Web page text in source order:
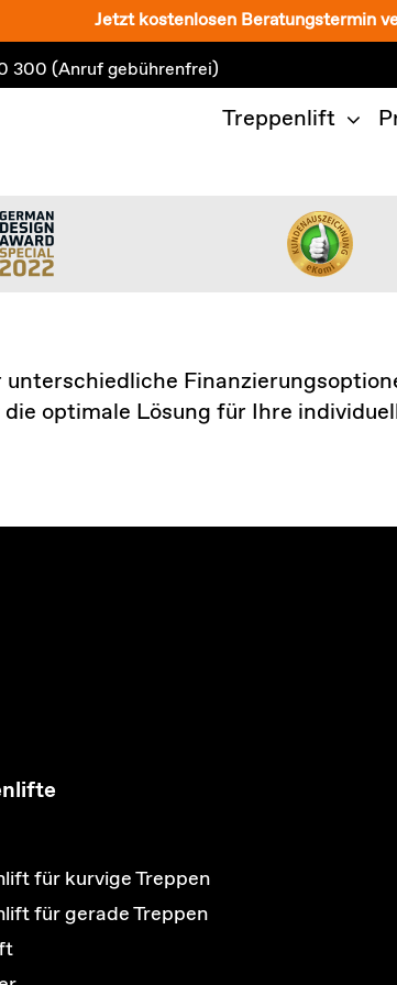
Jetzt kostenlosen Beratungstermin
300 (Anruf gebührenfrei)
Treppenlift
optimale Lösung für Ihre
für kurvige Treppen
für gerade Treppen